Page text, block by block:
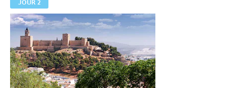
sur les fondations d'une ancienne mosquée.
Nuit à l’hôtel.
JOUR 2